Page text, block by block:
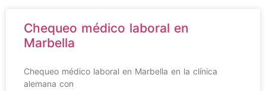
Chequeo médico laboral en
Marbella
Chequeo médico laboral en Marbella en la clínica
alemana con